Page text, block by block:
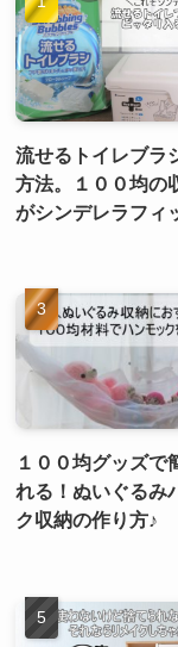
流せるトイレブラ
方法。１００均の
がシンデレラフィ
１００均グッズで
れる！ぬいぐるみ
ク収納の作り方♪